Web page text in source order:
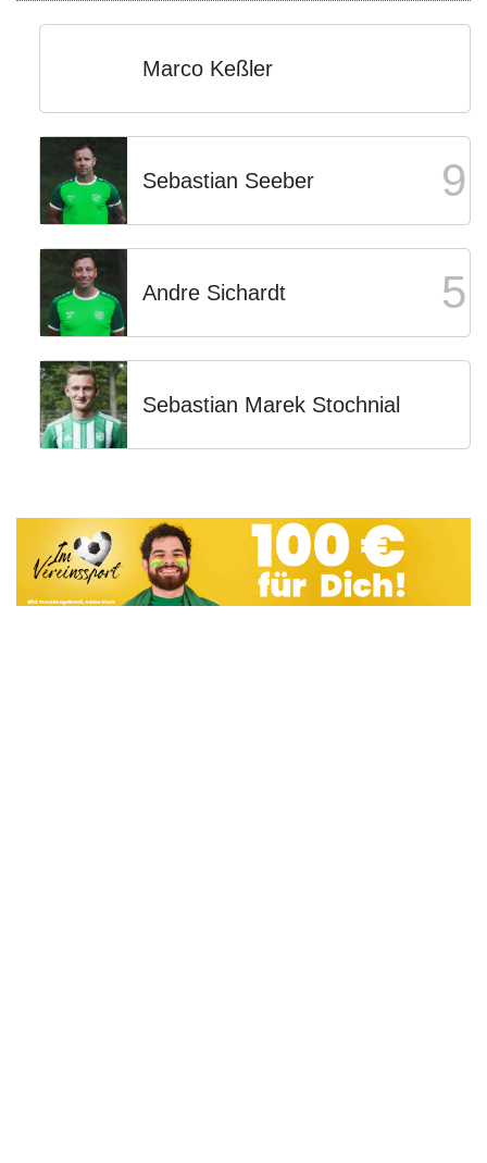
Marco Keßler
Sebastian Seeber 9
Andre Sichardt 5
Sebastian Marek Stochnial